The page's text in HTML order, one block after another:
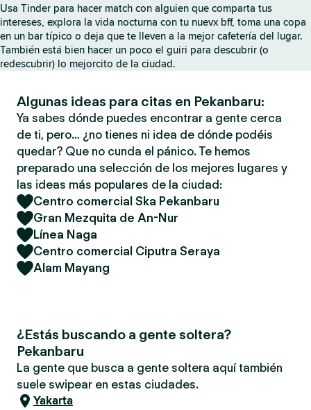
Usa Tinder para hacer match con alguien que comparta tus
intereses, explora la vida nocturna con tu nuevx bff, toma una copa
en un bar típico o deja que te lleven a la mejor cafetería del lugar.
También está bien hacer un poco el guiri para descubrir (o
redescubrir) lo mejorcito de la ciudad.
Algunas ideas para citas en Pekanbaru:
Ya sabes dónde puedes encontrar a gente cerca
de ti, pero… ¿no tienes ni idea de dónde podéis
quedar? Que no cunda el pánico. Te hemos
preparado una selección de los mejores lugares y
las ideas más populares de la ciudad:
Centro comercial Ska Pekanbaru
Gran Mezquita de An-Nur
Línea Naga
Centro comercial Ciputra Seraya
Alam Mayang
¿Estás buscando a gente soltera?
Pekanbaru
La gente que busca a gente soltera aquí también
suele swipear en estas ciudades.
Yakarta